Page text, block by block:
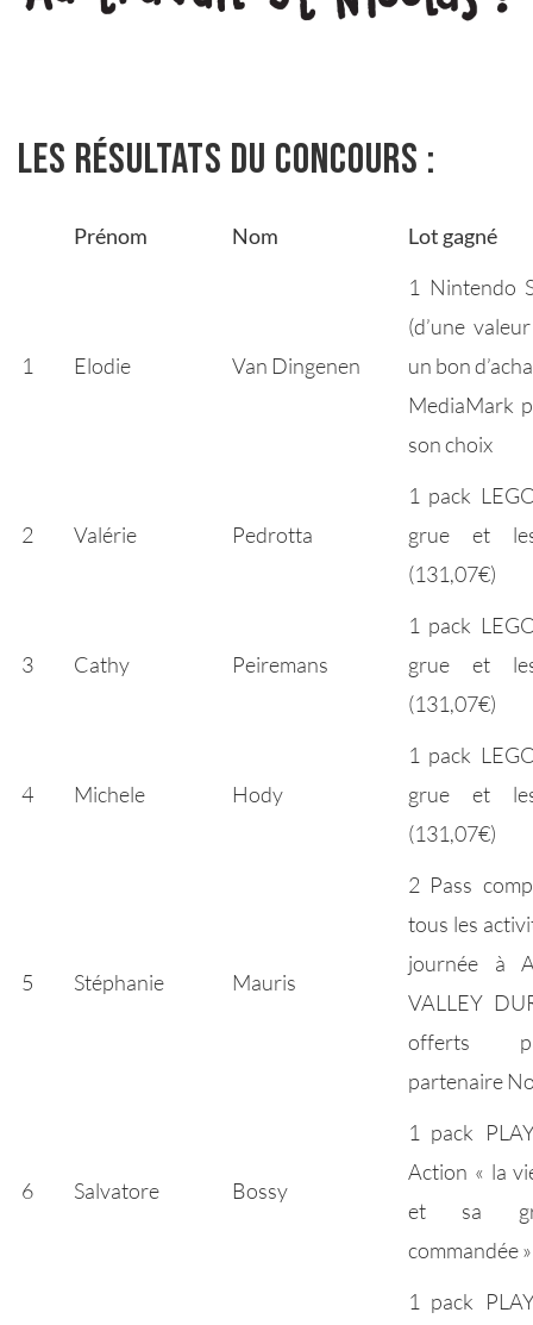
Les résultats du concours :
Prénom Nom Lot gagné
1 Elodie Van Dingenen
1 Nintendo
(d’une
un bon
MediaMark
son choix
2 Valérie Pedrotta
1 pack
grue et
(131,07€)
3 Cathy Peiremans
1 pack
grue et
(131,07€)
4 Michele Hody
1 pack
grue et
(131,07€)
5 Stéphanie Mauris
2 Pass
tous les
journée à
VALLEY
offerts
partenaire
6 Salvatore Bossy
1 pack
Action « la
et sa
commandée
1 pack